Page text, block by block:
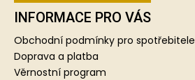
INFORMACE PRO VÁS
Obchodní podmínky pro spotřebitele
Doprava a platba
Věrnostní program